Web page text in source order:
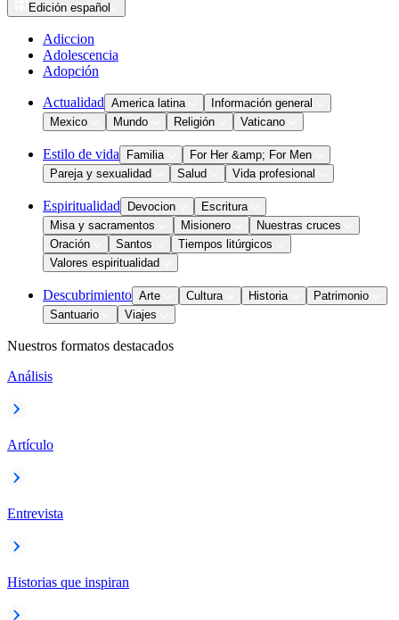
Edición español
Adiccion
Adolescencia
Adopción
Actualidad America latina
Información general
Mexico
Mundo Religión Vaticano
Estilo de vida Familia
For Her &amp; For Men
Pareja y sexualidad
Salud Vida profesional
Espiritualidad Devocion
Escritura
Misa y sacramentos
Misionero
Nuestras cruces
Oración
Santos
Tiempos litúrgicos
Valores espiritualidad
Descubrimiento Arte Cultura Historia
Patrimonio
Santuario
Viajes
Nuestros formatos destacados
Análisis
Artículo
Entrevista
Historias que inspiran